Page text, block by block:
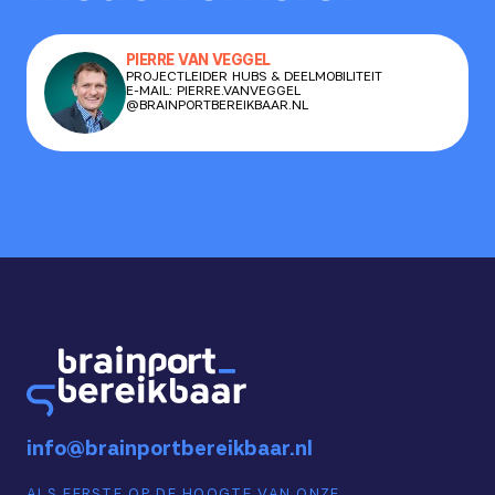
PIERRE VAN VEGGEL
PROJECTLEIDER HUBS & DEELMOBILITEIT
E-MAIL: PIERRE.VANVEGGEL
@BRAINPORTBEREIKBAAR.NL
info@brainportbereikbaar.nl